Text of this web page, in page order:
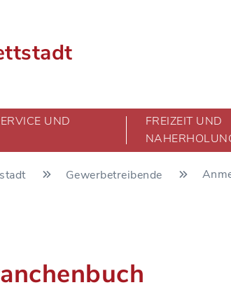
UND
FREIZEIT UND
Gewerbetreibende